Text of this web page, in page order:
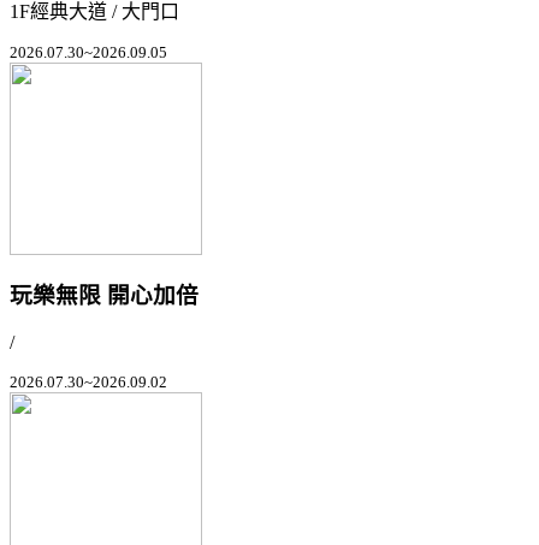
1F經典大道 / 大門口
2026.07.30~2026.09.05
玩樂無限 開心加倍
/
2026.07.30~2026.09.02